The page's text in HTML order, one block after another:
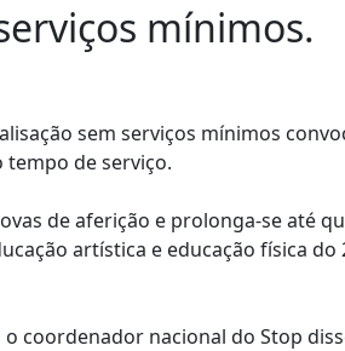
mínimos.
sem serviços mínimos
tempo de serviço.
de aferição e prolonga-se até
artística e educação física do
coordenador nacional do Stop